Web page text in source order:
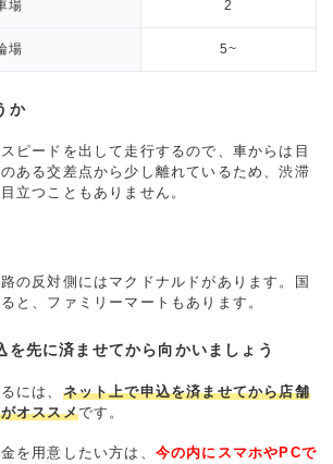
場 2
場 5~
か
ピードを出して走行するので、車からは目
ある交差点から少し離れているため、渋滞
立つこともありません。
の反対側にはマクドナルドがあります。国
と、ファミリーマートもあります。
を先に済ませてから向かいましょう
には、 ネット上で申込を済ませてから店舗
オススメです。
を用意したい方は、 今の内にスマホやPCで